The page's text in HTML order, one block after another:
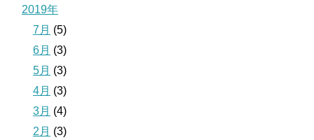
2019年
7月 (5)
6月 (3)
5月 (3)
4月 (3)
3月 (4)
2月 (3)